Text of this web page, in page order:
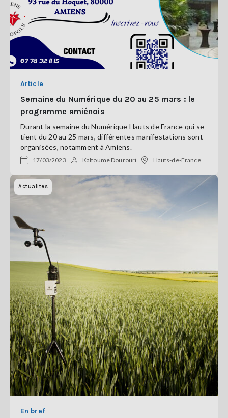
Article
Semaine du Numérique du 20 au 25 mars : le
programme amiénois
Durant la semaine du Numérique Hauts de France qui se
tient du 20 au 25 mars, différentes manifestations sont
organisées, notamment à Amiens.
17/03/2023 Kaltoume Dourouri Hauts-de-France
Actualites
En bref